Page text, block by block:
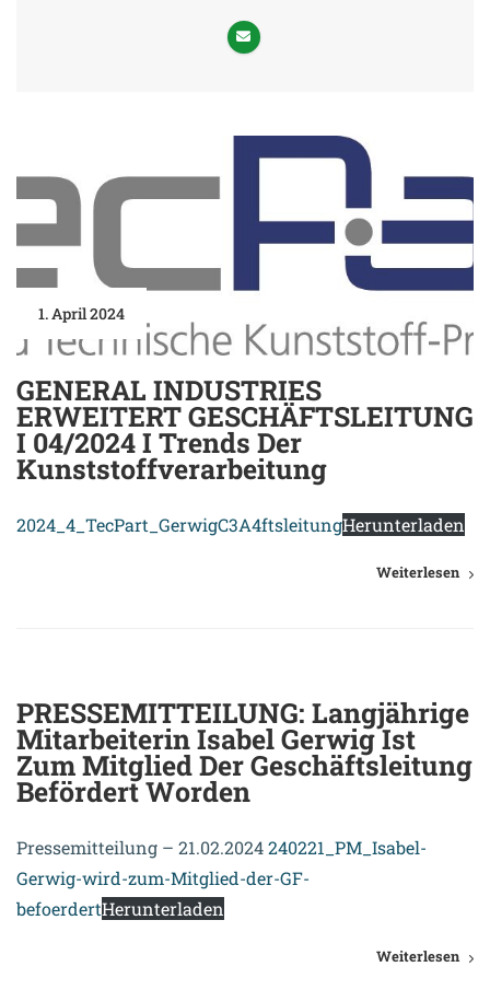
1. April 2024
GENERAL INDUSTRIES
ERWEITERT GESCHÄFTSLEITUNG
I 04/2024 I Trends Der
Kunststoffverarbeitung
2024_4_TecPart_GerwigC3A4ftsleitungHerunterladen
Weiterlesen
PRESSEMITTEILUNG: Langjährige
Mitarbeiterin Isabel Gerwig Ist
Zum Mitglied Der Geschäftsleitung
Befördert Worden
Pressemitteilung – 21.02.2024240221_PM_Isabel-
Gerwig-wird-zum-Mitglied-der-GF-
befoerdertHerunterladen
Weiterlesen